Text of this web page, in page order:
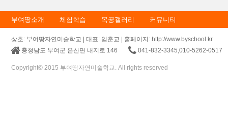
부여땅소개 체험학습 목공갤러리 커뮤니티
상호: 부여땅자연미술학교 | 대표: 임춘교 | 홈페이지: http://www.byschool.kr
충청남도 부여군 은산면 내지로 146
041-832-3345,010-5262-0517
Copyright© 2015 부여땅자연미술학교. All rights reserved